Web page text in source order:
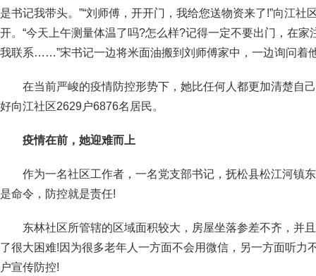
是书记我带头。”“刘师傅，开开门，我给您送物资来了!”向江社
开。“今天上午测量体温了吗?怎么样?记得一定不要出门，在
我联系……”宋书记一边将米面油搬到刘师傅家中，一边询问着
在当前严峻的疫情防控形势下，她比任何人都更加清楚
好向江社区2629户6876名居民。
疫情在前，她迎难而上
作为一名社区工作者，一名党支部书记，抚松县松江河镇
是命令，防控就是责任!
东林社区所管辖的区域面积较大，房屋坐落参差不齐，并
了很大困难!因为很多老年人一方面不会用微信，另一方面听力
户宣传防控!